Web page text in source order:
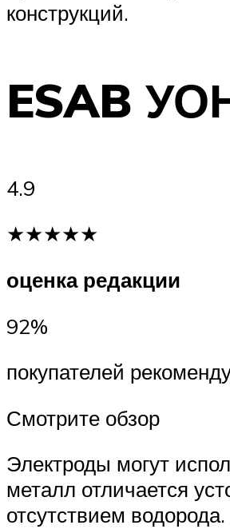
конструкций.
ESAB
4.9
★★★★★
оценка редакции
92%
покупателей
Смотрите обзор
Электроды могут
металл отличается
отсутствием водорода.